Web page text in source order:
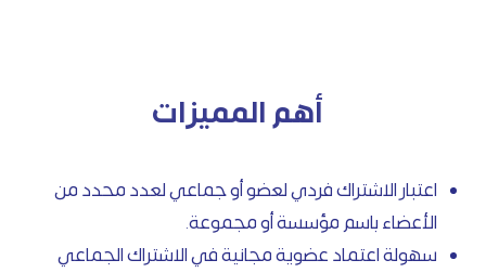
أهم المميزات
اعتبار الاشتراك فردي لعضو أو جماعي لعدد محدد من
الأعضاء باسم مؤسسة أو مجموعة.
سهولة اعتماد عضوية مجانية في الاشتراك الجماعي